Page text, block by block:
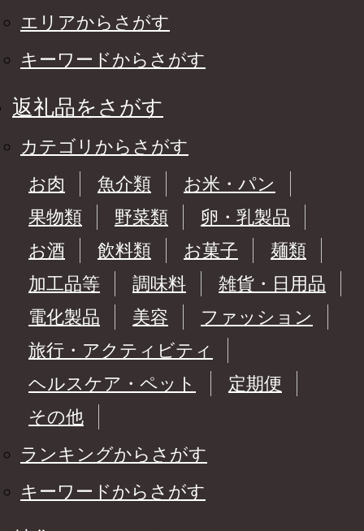
エリアからさがす
キーワードからさがす
返礼品をさがす
カテゴリからさがす
お肉
魚介類
お米・パン
果物類
野菜類
卵・乳製品
お酒
飲料類 お菓子
麺類
加工品等
調味料
雑貨・日用品
電化製品
美容
ファッション
旅行・アクティビティ
ヘルスケア・ペット
定期便
その他
ランキングからさがす
キーワードからさがす